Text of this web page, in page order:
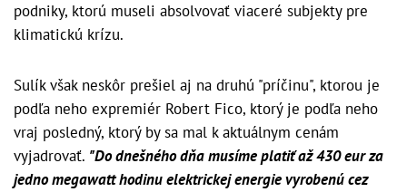
podniky, ktorú museli absolvovať viaceré subjekty pre
klimatickú krízu.
Sulík však neskôr prešiel aj na druhú "príčinu", ktorou je
podľa neho expremiér Robert Fico, ktorý je podľa neho
vraj posledný, ktorý by sa mal k aktuálnym cenám
vyjadrovať. "Do dnešného dňa musíme platiť až 430 eur za
jedno megawatt hodinu elektrickej energie vyrobenú cez